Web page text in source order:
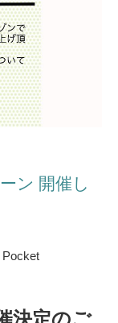
ン 開催し
Pocket
決定のご